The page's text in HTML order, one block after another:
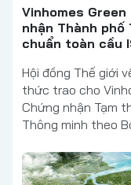
Vinhomes
nhận Thành
chuẩn toàn cầu
Hội đồng Thế giới
thức trao cho
Chứng nhận Tạm
Thông minh theo